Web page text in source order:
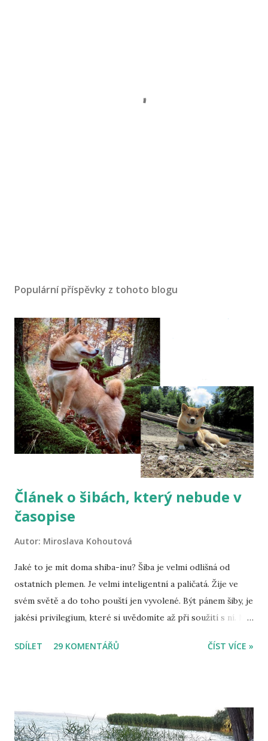
Populární příspěvky z tohoto blogu
Článek o šibách, který nebude v
časopise
Autor: Miroslava Kohoutová
Jaké to je mít doma shiba-inu? Šiba je velmi odlišná od
ostatních plemen. Je velmi inteligentní a paličatá. Žije ve
svém světě a do toho pouští jen vyvolené. Být pánem šiby, je
jakési privilegium, které si uvědomíte až při soužití s ní. Mít
Někteří možná namítnou, že to nelze vědět u žádného psa,
musíte pochopit ji. Musíte ji respektovat a stanovovat
hranice velmi opatrně, protože cokoliv uděláte špatně,
SDÍLET 29 KOMENTÁŘŮ ČÍST VÍCE »